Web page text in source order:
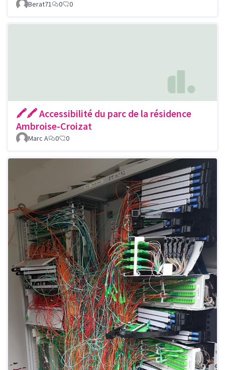
Berat71 0 0
🖍🖍 Accessibilité du parc de la résidence
Ambroise-Croizat
Marc A 0 0